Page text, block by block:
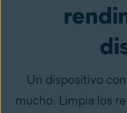
Un dispositivo
mucho. Limpia los